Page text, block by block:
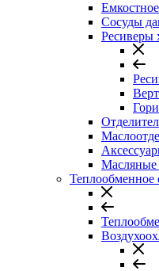
Сосуды
Ресиверы
Масляные
Теплообменное